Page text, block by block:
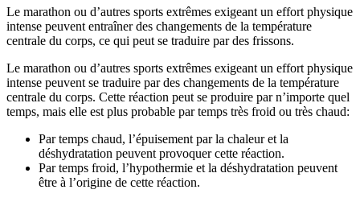
Le marathon ou d’autres sports extrêmes exigeant un effort physique
intense peuvent entraîner des changements de la température
centrale du corps, ce qui peut se traduire par des frissons.
Le marathon ou d’autres sports extrêmes exigeant un effort physique
intense peuvent se traduire par des changements de la température
centrale du corps. Cette réaction peut se produire par n’importe quel
temps, mais elle est plus probable par temps très froid ou très chaud:
Par temps chaud, l’épuisement par la chaleur et la
déshydratation peuvent provoquer cette réaction.
Par temps froid, l’hypothermie et la déshydratation peuvent
être à l’origine de cette réaction.